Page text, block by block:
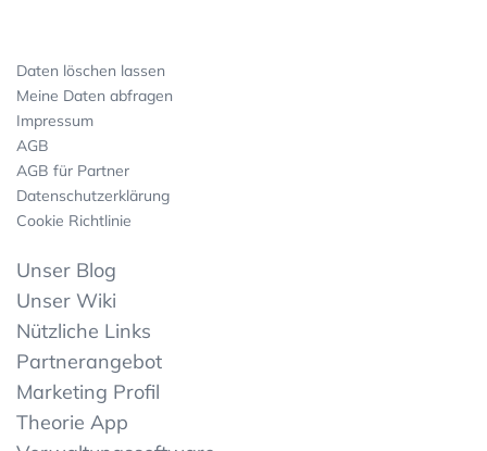
Daten löschen lassen
Meine Daten abfragen
Impressum
AGB
AGB für Partner
Datenschutzerklärung
Cookie Richtlinie
Unser Blog
Unser Wiki
Nützliche Links
Partnerangebot
Marketing Profil
Theorie App